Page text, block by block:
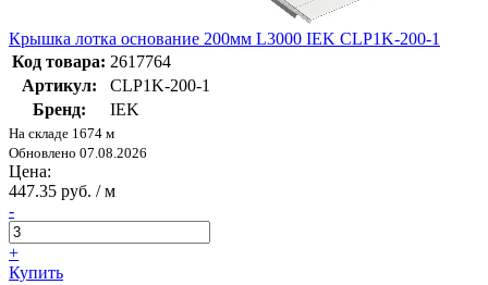
Крышка лотка основание 200мм L3000 IEK CLP1K-200-1
Код товара: 2617764
Артикул:
CLP1K-200-1
Бренд:
IEK
На складе 1674 м
Обновлено 07.08.2026
Цена:
447.35 руб. / м
-
+
Купить